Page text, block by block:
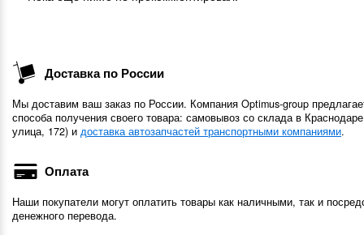
Доставка по России
Мы доставим ваш заказ по России. Компания Optimus-group
способа получения своего товара: самовывоз со склада в
улица, 172) и доставка автозапчастей транспортными компаниями.
Оплата
Наши покупатели могут оплатить товары как наличными, так и
денежного перевода.